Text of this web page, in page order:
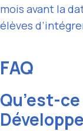
mois avant la
élèves
FAQ
Qu’est-